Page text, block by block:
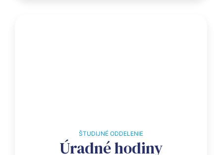
ŠTUDIJNÉ ODDELENIE
Úradné hodiny